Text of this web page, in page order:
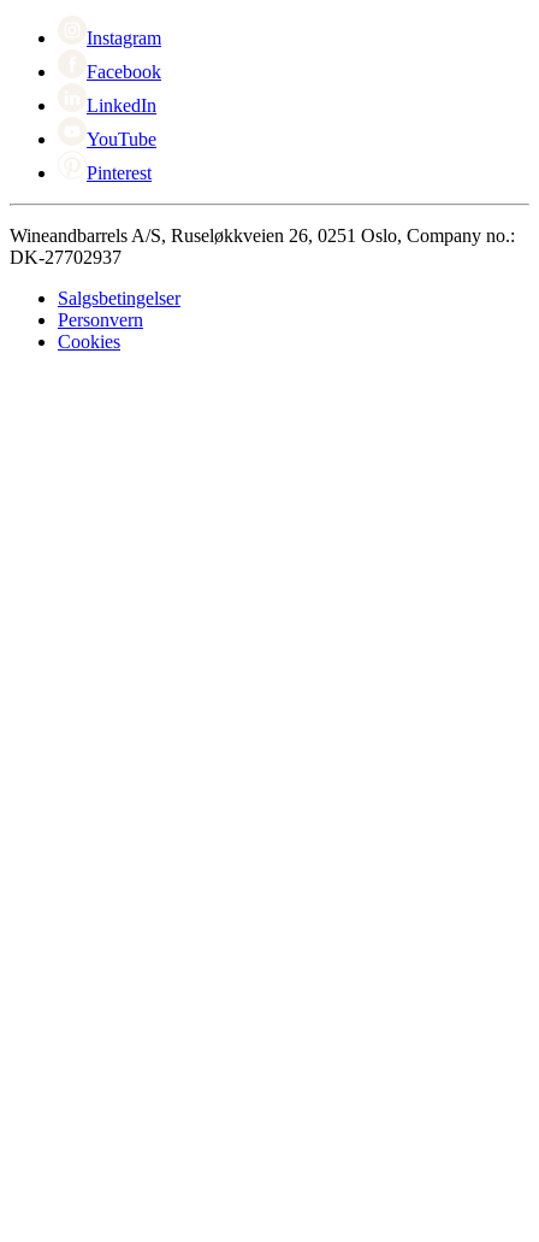
Cyber Monday
Instagram
Facebook
LinkedIn
YouTube
Pinterest
Wineandbarrels A/S, Ruseløkkveien 26, 0251 Oslo, Company no.:
DK-27702937
Salgsbetingelser
Personvern
Cookies